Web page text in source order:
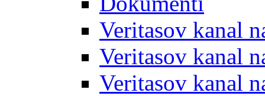
Veritasov kanal
Veritasov kanal
Veritasov kanal